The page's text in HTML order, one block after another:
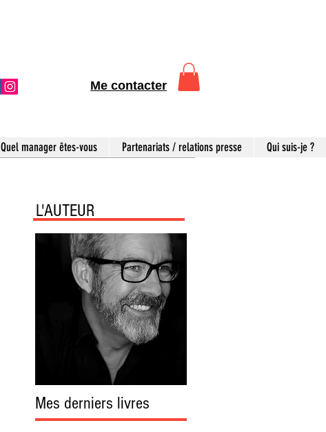
Me contacter
Quel manager êtes-vous Partenariats / relations presse Qui suis-je ?
L'AUTEUR
Mes derniers livres